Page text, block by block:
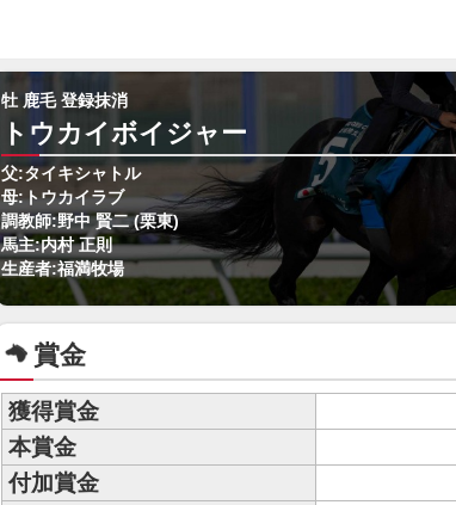
牡 鹿毛 登録抹消
トウカイボイジャー
父:タイキシャトル
母:トウカイラブ
調教師:野中 賢二 (栗東)
馬主:内村 正則
生産者:福満牧場
賞金
獲得賞金
本賞金
付加賞金